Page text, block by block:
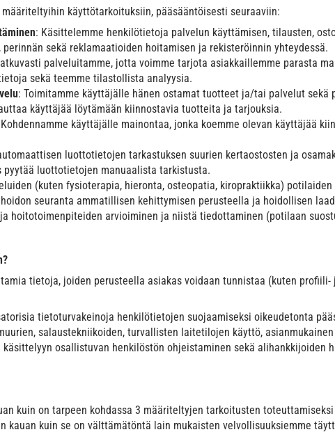
käyttötarkoituksiin, pääsääntöisesti seuraaviin:
: Käsittelemme henkilötietoja palvelun käyttämisen, tilausten,
sekä reklamaatioiden hoitamisen ja rekisteröinnin yhteydessä.
palveluitamme, jotta voimme tarjota asiakkaillemme parasta
sekä teemme tilastollista analyysia.
: Toimitamme käyttäjälle hänen ostamat tuotteet ja/tai palvelut
käyttäjää löytämään kiinnostavia tuotteita ja tarjouksia.
käyttäjälle mainontaa, jonka koemme olevan käyttäjää
luottotietojen tarkastuksen suurien kertaostosten ja
pyytää luottotietojen manuaalista tarkistusta.
(kuten fysioterapia, hieronta, osteopatia, kiropraktiikka)
seuranta ammatillisen kehittymisen perusteella ja hoidollisen
hoitotoimenpiteiden arvioiminen ja niistä tiedottaminen (potilaan
tietoja, joiden perusteella asiakas voidaan tunnistaa (kuten
tietoturvakeinoja henkilötietojen suojaamiseksi oikeudetonta
salaustekniikoiden, turvallisten laitetilojen käyttö,
osallistuvan henkilöstön ohjeistaminen sekä alihankkijoiden
kuin on tarpeen kohdassa 3 määriteltyjen tarkoitusten
kauan kuin se on välttämätöntä lain mukaisten velvollisuuksiemme